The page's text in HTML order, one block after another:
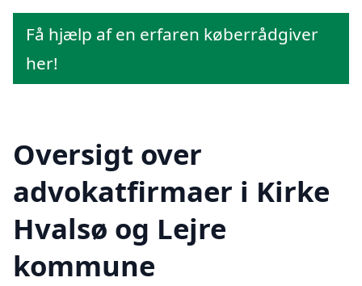
Få hjælp af en erfaren køberrådgiver
her!
Oversigt over
advokatfirmaer i Kirke
Hvalsø og Lejre
kommune